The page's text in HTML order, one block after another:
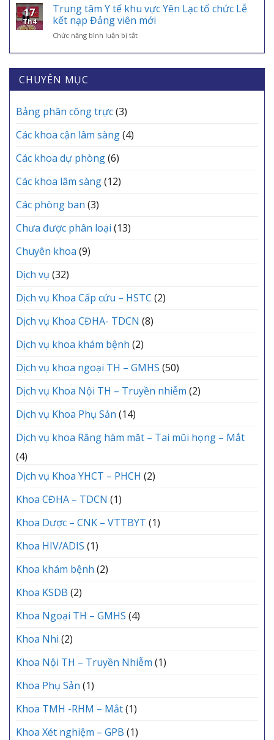
AN
SINH,
KHÓA
BẢO
MỖI
VNeID
KỲ
THÁNG
6
TRẠM
CÁC
ÂN
NHỮNG
“CHIẾN
BINH
THẦM
TẠI
17
Th4
Trung tâm Y tế khu vực Yên Lạc tổ chức Lễ
kết nạp Đảng viên mới
Chức năng bình luận bị tắtở
tâm
Y
CHUYÊN MỤC
Bảng phân công trực(3)
Các khoa cận lâm sàng(4)
Các khoa dự phòng(6)
Các khoa lâm sàng(12)
Các phòng ban (3)
Chưa được phân loại (13)
Chuyên khoa (9)
Dịch vụ (32)
Dịch vụ Khoa Cấp cứu – HSTC (2)
Dịch vụ Khoa CĐHA- TDCN (8)
Dịch vụ khoa khám bệnh (2)
Dịch vụ khoa ngoại TH – GMHS (50)
Dịch vụ Khoa Nội TH – Truyền nhiễm (2)
Dịch vụ Khoa Phụ Sản (14)
Dịch vụ khoa Răng hàm măt – Tai mũi họng – Mắt
(4)
Dịch vụ Khoa YHCT – PHCH (2)
Khoa CĐHA – TDCN (1)
Khoa Dược – CNK – VTTBYT (1)
Khoa HIV/ADIS (1)
Khoa khám bệnh (2)
Khoa KSDB (2)
Khoa Ngoại TH – GMHS (4)
Khoa Nhi (2)
Khoa Nội TH – Truyền Nhiễm (1)
Khoa Phụ Sản (1)
Khoa TMH -RHM – Mắt(1)
Khoa Xét nghiệm – GPB (1)